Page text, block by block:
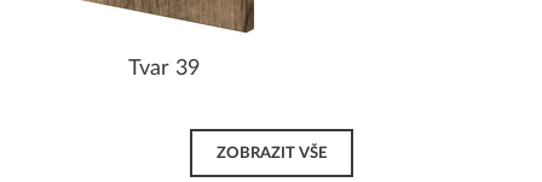
Tvar 39
ZOBRAZIT VŠE